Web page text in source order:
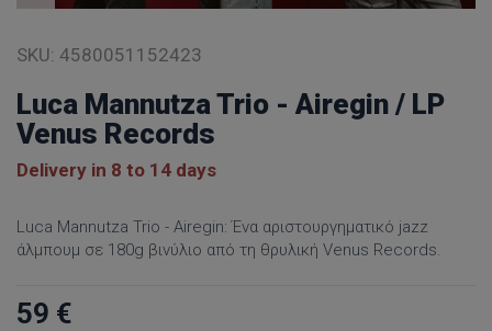
SKU: 4580051152423
Luca Mannutza Trio - Airegin / LP
Venus Records
Delivery in 8 to 14 days
Luca Mannutza Trio - Airegin: Ένα αριστουργηματικό jazz
άλμπουμ σε 180g βινύλιο από τη θρυλική Venus Records.
59 €